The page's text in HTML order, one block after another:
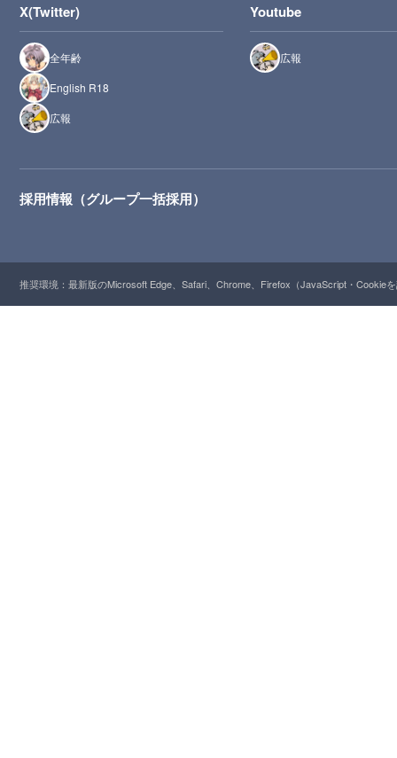
X(Twitter)
全年齢
English R18
広報
Youtube
広報
採用情報（グループ一括採用）
推奨環境：最新版のMicrosoft Edge、Safari、Chrome、Firefox（JavaScript・Cookie